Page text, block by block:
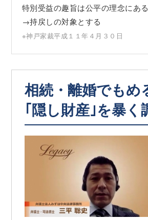
特別受益の趣旨は公平の理念にある
→持戻しの対象とする
※神戸家裁平成１１年４月３０日
相続・離婚でもめ
｢隠し財産｣を暴